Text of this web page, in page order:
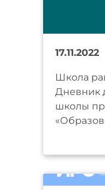
17.11.2022
Школа
Дневник
школы